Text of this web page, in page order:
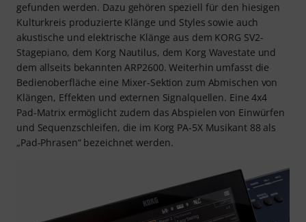
gefunden werden. Dazu gehören speziell für den hiesigen
Kulturkreis produzierte Klänge und Styles sowie auch
akustische und elektrische Klänge aus dem KORG SV2-
Stagepiano, dem Korg Nautilus, dem Korg Wavestate und
dem allseits bekannten ARP2600. Weiterhin umfasst die
Bedienoberfläche eine Mixer-Sektion zum Abmischen von
Klängen, Effekten und externen Signalquellen. Eine 4x4
Pad-Matrix ermöglicht zudem das Abspielen von Einwürfen
und Sequenzschleifen, die im Korg PA-5X Musikant 88 als
„Pad-Phrasen“ bezeichnet werden.